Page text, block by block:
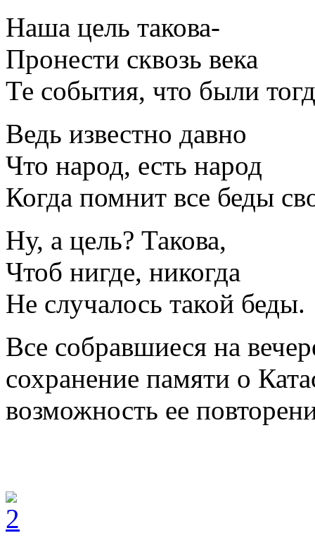
Наша цель такова-
Пронести сквозь века
Те события, что были
Ведь известно давно
Что народ, есть народ
Когда помнит все беды
Ну, а цель? Такова,
Чтоб нигде, никогда
Не случалось такой беды.
Все собравшиеся на
сохранение памяти о
возможность ее